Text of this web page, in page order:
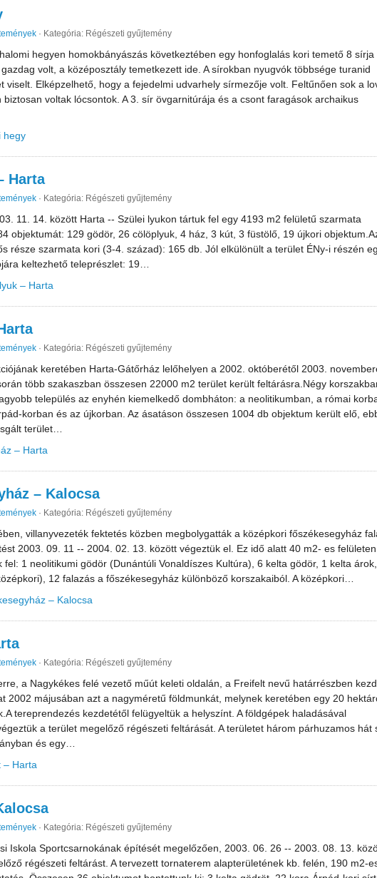
· Kategória: Régészeti gyűjtemény
hegyen homokbányászás következtében egy honfoglalás kori temető 8 sírja
volt, a középosztály temetkezett ide. A sírokban nyugvók többsége turanid
viselt. Elképzelhető, hogy a fejedelmi udvarhely sírmezője volt. Feltűnően sok a
biztosan voltak lócsontok. A 3. sír övgarnitúrája és a csont faragások archaikus
hegy
Harta
· Kategória: Régészeti gyűjtemény
11. 14. között Harta -- Szülei lyukon tártuk fel egy 4193 m2 felületű szarmata
objektumát: 129 gödör, 26 cölöplyuk, 4 ház, 3 kút, 3 füstölő, 19 újkori
része szarmata kori (3-4. század): 165 db. Jól elkülönült a terület ÉNy-i részén
keltezhető teleprészlet: 19…
– Harta
· Kategória: Régészeti gyűjtemény
keretében Harta-Gátőrház lelőhelyen a 2002. októberétől 2003.
több szakaszban összesen 22000 m2 terület került feltárásra.Négy
település az enyhén kiemelkedő dombháton: a neolitikumban, a római
korban és az újkorban. Az ásatáson összesen 1004 db objektum került elő,
terület…
– Harta
– Kalocsa
· Kategória: Régészeti gyűjtemény
villanyvezeték fektetés közben megbolygatták a középkori főszékesegyház
2003. 09. 11 -- 2004. 02. 13. között végeztük el. Ez idő alatt 40 m2- es
fel: 1 neolitikumi gödör (Dunántúli Vonaldíszes Kultúra), 6 kelta gödör, 1 kelta
12 falazás a főszékesegyház különböző korszakaiból. A középkori…
– Kalocsa
· Kategória: Régészeti gyűjtemény
a Nagykékes felé vezető műút keleti oldalán, a Freifelt nevű határrészben
2002 májusában azt a nagyméretű földmunkát, melynek keretében egy 20
tereprendezés kezdetétől felügyeltük a helyszínt. A földgépek haladásával
a terület megelőző régészeti feltárását. A területet három párhuzamos hát
és egy…
– Harta
· Kategória: Régészeti gyűjtemény
Iskola Sportcsarnokának építését megelőzően, 2003. 06. 26 -- 2003. 08. 13.
régészeti feltárást. A tervezett tornaterem alapterületének kb. felén, 190 m2-